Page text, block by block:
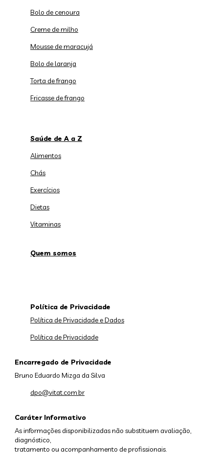
Bolo de cenoura
Creme de milho
Mousse de maracujá
Bolo de laranja
Torta de frango
Fricasse de frango
Saúde de A a Z
Alimentos
Chás
Exercícios
Dietas
Vitaminas
Quem somos
Caráter Informativo
As informações disponibilizadas não substituem avaliação,
diagnóstico,
tratamento ou acompanhamento de profissionais.
Política de Privacidade
Política de Privacidade e Dados
Política de Privacidade
Encarregado de Privacidade
Bruno Eduardo Mizga da Silva
dpo@vitat.com.br